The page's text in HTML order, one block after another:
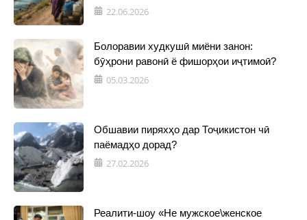
22.06.2026
Болоравии худкушӣ миёни занон:
бӯҳрони равонӣ ё фишорҳои иҷтимоӣ?
05.03.2026
Обшавии пиряхҳо дар Тоҷикистон чӣ
паёмадҳо дорад?
27.02.2026
Реалити-шоу «Не мужское\женское